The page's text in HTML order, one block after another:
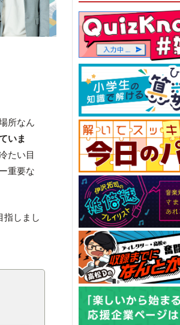
所なん
いま
たい目
重要な
指しまし